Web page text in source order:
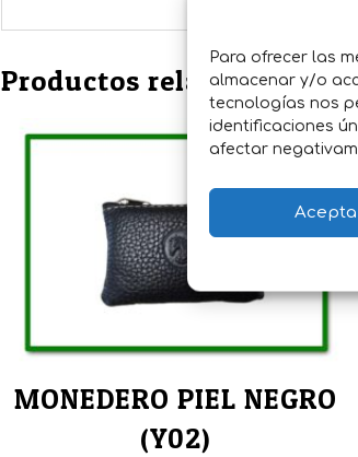
Para ofrecer las
almacenar y/o
tecnologías nos
identificaciones
afectar
Productos relacionados
MONEDERO PIEL NEGRO
(Y02)